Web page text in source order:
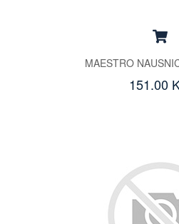
MAESTRO
151.00